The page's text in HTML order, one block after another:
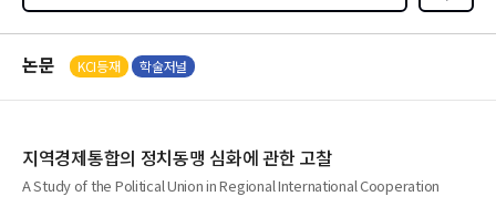
검색
즐겨찾
기0
논문 KCI등재 학술저널
지역경제통합의 정치동맹 심화에 관한 고찰
A Study of the Political Union in Regional International Cooperation